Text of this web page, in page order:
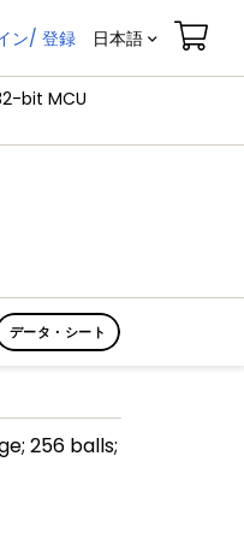
ン/ 登録 日本語
bit MCU
データ・シート
256 balls;